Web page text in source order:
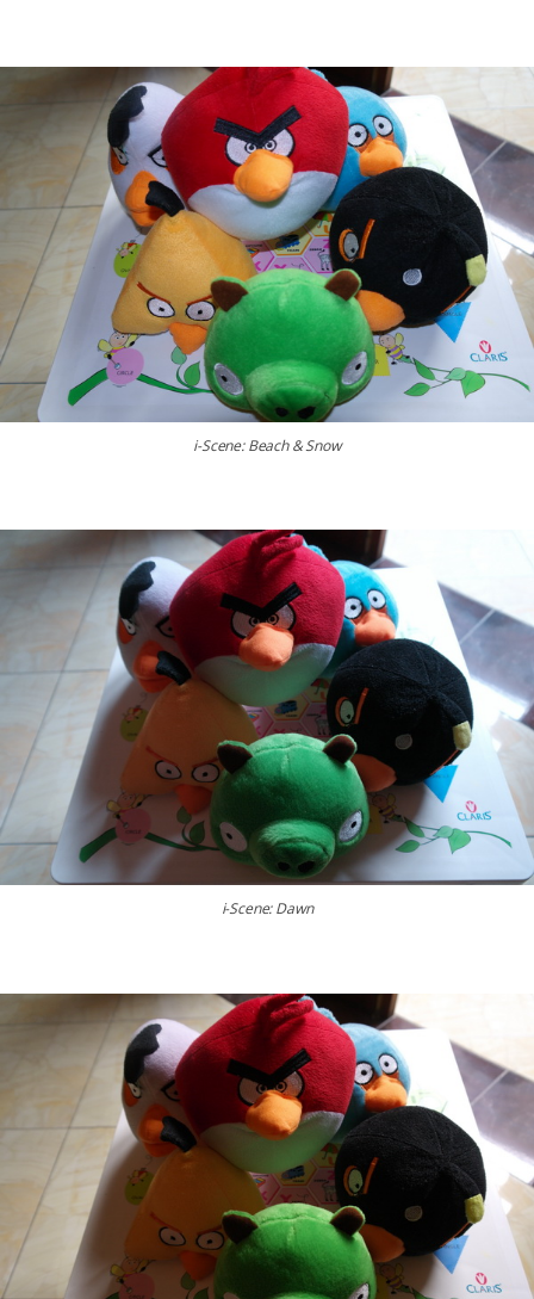
i-Scene: Beach & Snow
i-Scene: Dawn